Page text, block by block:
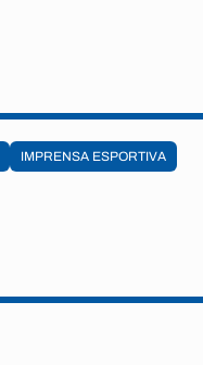
IMPRENSA ESPORTIVA